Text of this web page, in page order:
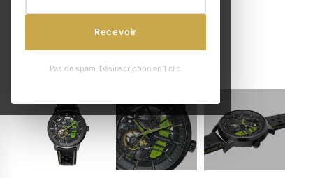
Recevoir
Pas de spam. Désinscription en 1 clic.